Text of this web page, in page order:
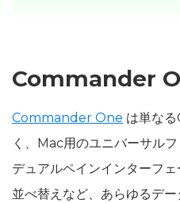
Commander
Commander One は単な
く、Mac用のユニバーサル
デュアルペインインターフェ
並べ替えなど、あらゆるデ